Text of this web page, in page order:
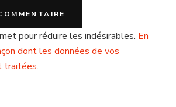
pour réduire les indésirables. En
dont les données de vos
traitées.